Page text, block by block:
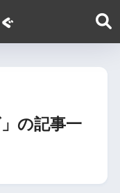
の記事一